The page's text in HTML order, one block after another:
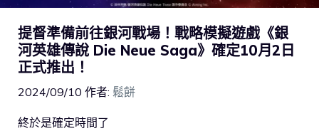
提督準備前往銀河戰場！戰略模擬遊戲《銀
河英雄傳說 Die Neue Saga》確定10月2日
正式推出！
2024/09/10 作者: 鬆餅
終於是確定時間了